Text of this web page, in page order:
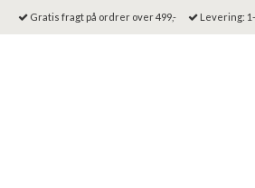
Gratis fragt på ordrer over 499,- Levering: